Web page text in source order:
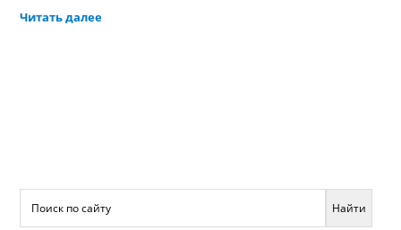
Читать далее